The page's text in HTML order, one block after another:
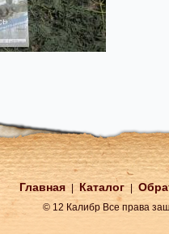
Главная Каталог
© 12 Калибр Все права